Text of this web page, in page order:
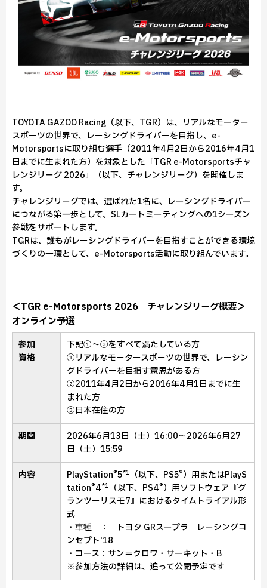
TOYOTA GAZOO Racing（以下、TGR）は、リアルなモーター
スポーツの世界で、レーシングドライバーを目指し、e-
Motorsportsに取り組む選手（2011年4月2日から2016年4月1
日までに生まれた方）を対象とした「TGR e-Motorsportsチャ
レンジリーグ 2026」（以下、チャレンジリーグ）を開催しま
す。
チャレンジリーグでは、選ばれた1名に、レーシングドライバー
につながる第一歩として、SLカートミーティングへの1シーズン
参戦をサポートします。
TGRは、誰もがレーシングドライバーを目指すことができる環境
づくりの一環として、e-Motorsports活動に取り組んでいます。
＜TGR e-Motorsports 2026 チャレンジリーグ概要＞
オンライン予選
参加
資格
下記①～③をすべて満たしている方
①リアルなモータースポーツの世界で、レーシン
グドライバーを目指す意思がある方
②2011年4月2日から2016年4月1日までに生
まれた方
③日本在住の方
期間
2026年6月13日（土）16:00～2026年6月27
日（土）15:59
内容 PlayStation®5*1 （以下、PS5®）用またはPlayS
tation®4*1 （以下、PS4®）用ソフトウェア 『グ
ランツーリスモ7』 におけるタイムトライアル形
式
・車種 ： トヨタ GRスープラ レーシングコ
ンセプト'18
・コース：サン＝クロワ・サーキット・B
※参加方法の詳細は、追って公開予定です